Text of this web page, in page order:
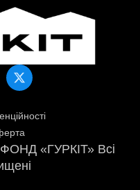
«ГУРКІТ» Всі